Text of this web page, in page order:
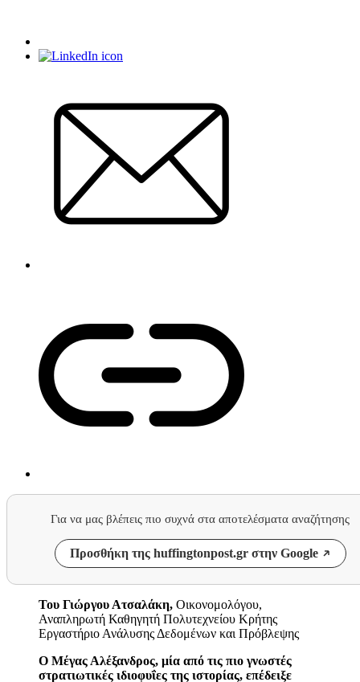
Για να μας βλέπεις πιο συχνά στα αποτελέσματα αναζήτησης
Προσθήκη της huffingtonpost.gr στην Google
Του Γιώργου Ατσαλάκη, Οικονομολόγου,
Αναπληρωτή Καθηγητή Πολυτεχνείου Κρήτης
Εργαστήριο Ανάλυσης Δεδομένων και Πρόβλεψης
Ο Μέγας Αλέξανδρος, μία από τις πιο γνωστές
στρατιωτικές ιδιοφυΐες της ιστορίας, επέδειξε